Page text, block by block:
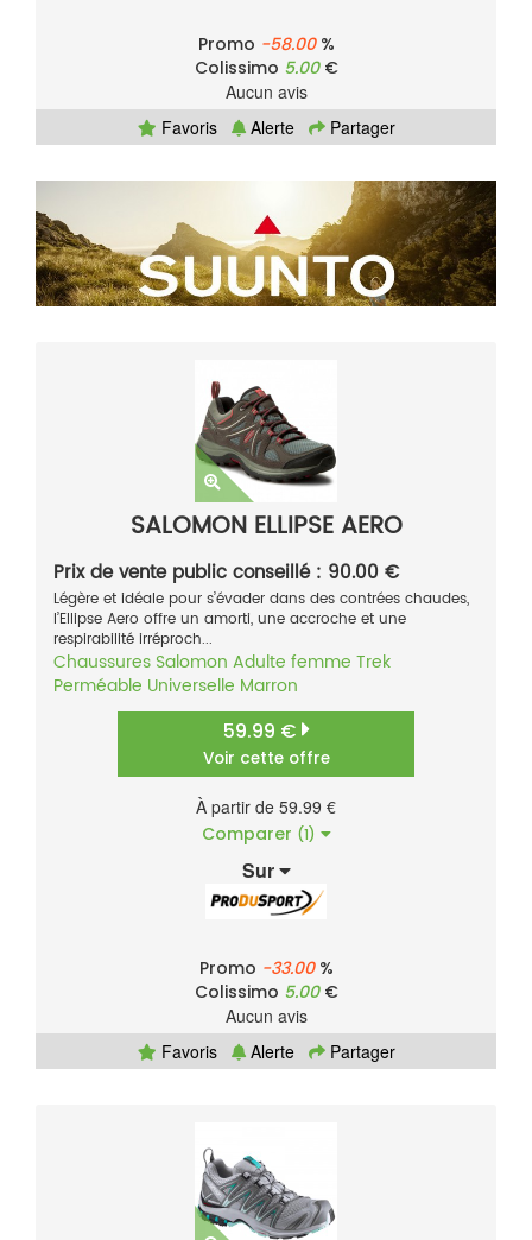
Promo -58.00%
Colissimo 5.00€
Aucun avis
Favoris
Alerte Partager
SALOMON ELLIPSE AERO
Prix de vente public conseillé : 90.00 €
Légère et idéale pour s’évader dans des contrées chaudes,
l’Ellipse Aero offre un amorti, une accroche et une
respirabilité irréproch...
Chaussures Salomon Adulte femme Trek
Perméable Universelle Marron
59.99 €
Voir cette offre
À partir de 59.99 €
Comparer (1)
Sur
Promo -33.00%
Colissimo 5.00€
Aucun avis
Favoris
Alerte Partager